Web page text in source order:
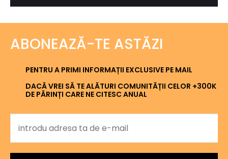
ABONEAZĂ-TE ASTĂZI
PENTRU A PRIMI INFORMAȚII EXCLUSIVE PE MAIL
DACĂ VREI SĂ TE ALĂTURI COMUNITĂȚII CELOR +300K
DE PĂRINȚI CARE NE CITESC ANUAL